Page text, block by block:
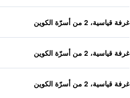
غرفة قياسية، 2 من أسرّة الكوين
غرفة قياسية، 2 من أسرّة الكوين
غرفة قياسية، 2 من أسرّة الكوين